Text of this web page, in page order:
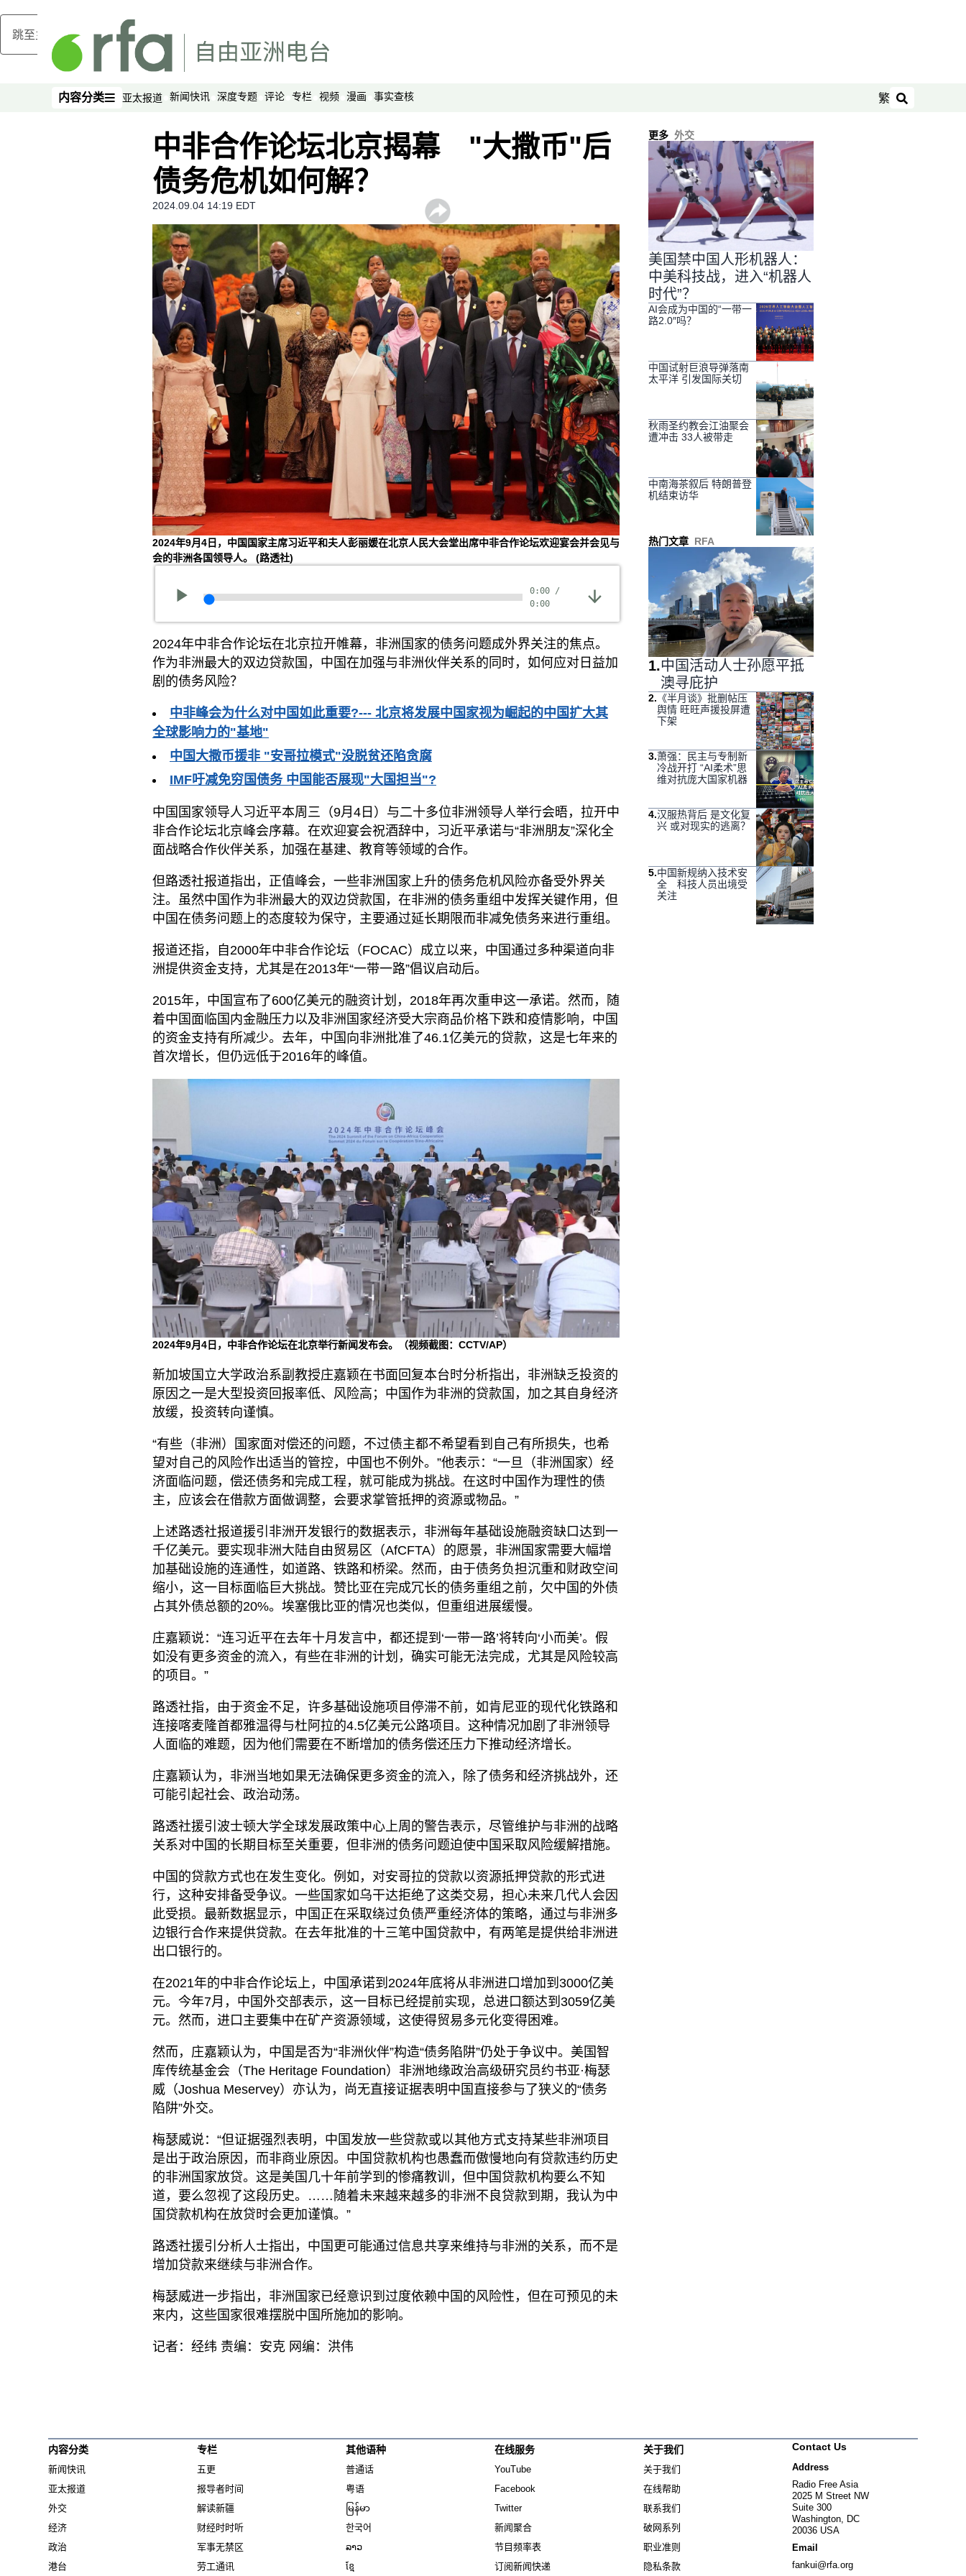
跳至主内容
内容分类
内容分类 亚太报道 新闻快讯 深度专题 评论 专栏 视频 漫画 事实查核 繁
搜索
中非合作论坛北京揭幕 "大撒币"后
债务危机如何解？
2024.09.04 14:19 EDT
2024年9月4日，中国国家主席习近平和夫人彭丽媛在北京人民大会堂出席中非合作论坛欢迎宴会并会见与
会的非洲各国领导人。 (路透社)
0:00 /
0:00
2024年中非合作论坛在北京拉开帷幕，非洲国家的债务问题成外界关注的焦点。
作为非洲最大的双边贷款国，中国在加强与非洲伙伴关系的同时，如何应对日益加
剧的债务风险？
中非峰会为什么对中国如此重要?--- 北京将发展中国家视为崛起的中国扩大其
全球影响力的"基地"
中国大撒币援非 "安哥拉模式"没脱贫还陷贪腐
IMF吁减免穷国债务 中国能否展现"大国担当"?
中国国家领导人习近平本周三（9月4日）与二十多位非洲领导人举行会晤，拉开中
非合作论坛北京峰会序幕。在欢迎宴会祝酒辞中，习近平承诺与“非洲朋友”深化全
面战略合作伙伴关系，加强在基建、教育等领域的合作。
但路透社报道指出，正值峰会，一些非洲国家上升的债务危机风险亦备受外界关
注。虽然中国作为非洲最大的双边贷款国，在非洲的债务重组中发挥关键作用，但
中国在债务问题上的态度较为保守，主要通过延长期限而非减免债务来进行重组。
报道还指，自2000年中非合作论坛（FOCAC）成立以来，中国通过多种渠道向非
洲提供资金支持，尤其是在2013年“一带一路”倡议启动后。
2015年，中国宣布了600亿美元的融资计划，2018年再次重申这一承诺。然而，随
着中国面临国内金融压力以及非洲国家经济受大宗商品价格下跌和疫情影响，中国
的资金支持有所减少。去年，中国向非洲批准了46.1亿美元的贷款，这是七年来的
首次增长，但仍远低于2016年的峰值。
2024年9月4日，中非合作论坛在北京举行新闻发布会。（视频截图：CCTV/AP）
新加坡国立大学政治系副教授庄嘉颖在书面回复本台时分析指出，非洲缺乏投资的
原因之一是大型投资回报率低、风险高；中国作为非洲的贷款国，加之其自身经济
放缓，投资转向谨慎。
“有些（非洲）国家面对偿还的问题，不过债主都不希望看到自己有所损失，也希
望对自己的风险作出适当的管控，中国也不例外。”他表示：“一旦（非洲国家）经
济面临问题，偿还债务和完成工程，就可能成为挑战。在这时中国作为理性的债
主，应该会在借款方面做调整，会要求掌管抵押的资源或物品。”
上述路透社报道援引非洲开发银行的数据表示，非洲每年基础设施融资缺口达到一
千亿美元。要实现非洲大陆自由贸易区（AfCFTA）的愿景，非洲国家需要大幅增
加基础设施的连通性，如道路、铁路和桥梁。然而，由于债务负担沉重和财政空间
缩小，这一目标面临巨大挑战。赞比亚在完成冗长的债务重组之前，欠中国的外债
占其外债总额的20%。埃塞俄比亚的情况也类似，但重组进展缓慢。
庄嘉颖说：“连习近平在去年十月发言中，都还提到‘一带一路’将转向‘小而美’。假
如没有更多资金的流入，有些在非洲的计划，确实可能无法完成，尤其是风险较高
的项目。”
路透社指，由于资金不足，许多基础设施项目停滞不前，如肯尼亚的现代化铁路和
连接喀麦隆首都雅温得与杜阿拉的4.5亿美元公路项目。这种情况加剧了非洲领导
人面临的难题，因为他们需要在不断增加的债务偿还压力下推动经济增长。
庄嘉颖认为，非洲当地如果无法确保更多资金的流入，除了债务和经济挑战外，还
可能引起社会、政治动荡。
路透社援引波士顿大学全球发展政策中心上周的警告表示，尽管维护与非洲的战略
关系对中国的长期目标至关重要，但非洲的债务问题迫使中国采取风险缓解措施。
中国的贷款方式也在发生变化。例如，对安哥拉的贷款以资源抵押贷款的形式进
行，这种安排备受争议。一些国家如乌干达拒绝了这类交易，担心未来几代人会因
此受损。最新数据显示，中国正在采取绕过负债严重经济体的策略，通过与非洲多
边银行合作来提供贷款。在去年批准的十三笔中国贷款中，有两笔是提供给非洲进
出口银行的。
在2021年的中非合作论坛上，中国承诺到2024年底将从非洲进口增加到3000亿美
元。今年7月，中国外交部表示，这一目标已经提前实现，总进口额达到3059亿美
元。然而，进口主要集中在矿产资源领域，这使得贸易多元化变得困难。
然而，庄嘉颖认为，中国是否为“非洲伙伴”构造“债务陷阱”仍处于争议中。美国智
库传统基金会（The Heritage Foundation）非洲地缘政治高级研究员约书亚·梅瑟
威（Joshua Meservey）亦认为，尚无直接证据表明中国直接参与了狭义的“债务
陷阱”外交。
梅瑟威说：“但证据强烈表明，中国发放一些贷款或以其他方式支持某些非洲项目
是出于政治原因，而非商业原因。中国贷款机构也愚蠢而傲慢地向有贷款违约历史
的非洲国家放贷。这是美国几十年前学到的惨痛教训，但中国贷款机构要么不知
道，要么忽视了这段历史。……随着未来越来越多的非洲不良贷款到期，我认为中
国贷款机构在放贷时会更加谨慎。”
路透社援引分析人士指出，中国更可能通过信息共享来维持与非洲的关系，而不是
增加贷款来继续与非洲合作。
梅瑟威进一步指出，非洲国家已经意识到过度依赖中国的风险性，但在可预见的未
来内，这些国家很难摆脱中国所施加的影响。
记者：经纬 责编：安克 网编：洪伟
更多 外交
美国禁中国人形机器人：
中美科技战，进入“机器人
时代”？
AI会成为中国的“一带一
路2.0″吗？
中国试射巨浪导弹落南
太平洋 引发国际关切
秋雨圣约教会江油聚会
遭冲击 33人被带走
中南海茶叙后 特朗普登
机结束访华
热门文章 RFA
1.中国活动人士孙愿平抵
澳寻庇护
2. 《半月谈》批删帖压
舆情 旺旺声援投屏遭
下架
3.萧强：民主与专制新
冷战开打 “AI柔术”思
维对抗庞大国家机器
4.汉服热背后 是文化复
兴 或对现实的逃离？
5.中国新规纳入技术安
全 科技人员出境受
关注
内容分类
新闻快讯
亚太报道
外交
经济
政治
港台
专栏
五更
报导者时间
解读新疆
财经时时听
军事无禁区
劳工通讯
其他语种
普通话
粤语
မြန်မာ
한국어
ລາວ
ខ្មែ
在线服务
YouTube
Facebook
Twitter
新闻聚合
节目频率表
订阅新闻快递
关于我们
关于我们
在线帮助
联系我们
破网系列
职业准则
隐私条款
Contact Us
Address
Radio Free Asia
2025 M Street NW
Suite 300
Washington, DC
20036 USA
Email
fankui@rfa.org